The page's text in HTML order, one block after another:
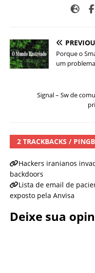
Porque o
um
Signal – Sw de
2 TRACKBACKS /
Hackers iranianos
backdoors
Lista de email de
exposto pela Anvisa
Deixe sua